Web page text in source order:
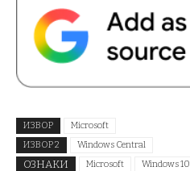
ИЗВОР
Microsoft
ИЗВОР 2
Windows Central
ОЗНАКИ Microsoft Windows 10